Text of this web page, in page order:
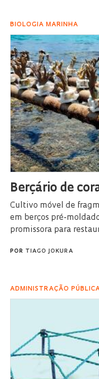
BIOLOGIA MARINHA
Berçário de
Cultivo móvel de
em berços pré-
promissora para
POR TIAGO JOKURA
ADMINISTRAÇÃO